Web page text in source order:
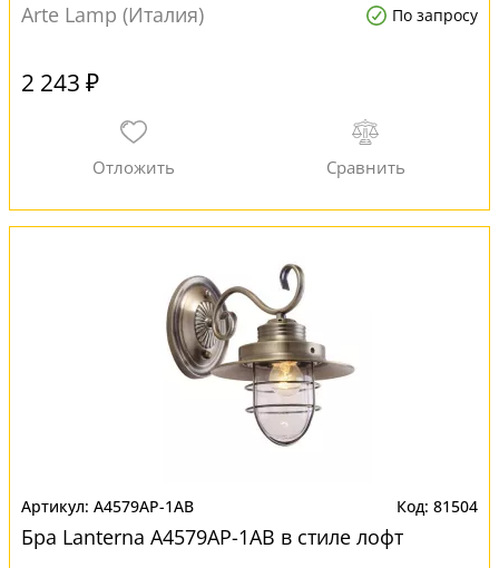
Arte Lamp (Италия) По запросу
2 243 ₽
A4579AP-1AB 81504
Бра Lanterna A4579AP-1AB в стиле лофт